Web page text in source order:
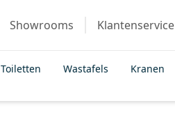
Showrooms Klantenservice
Toiletten Wastafels Kranen